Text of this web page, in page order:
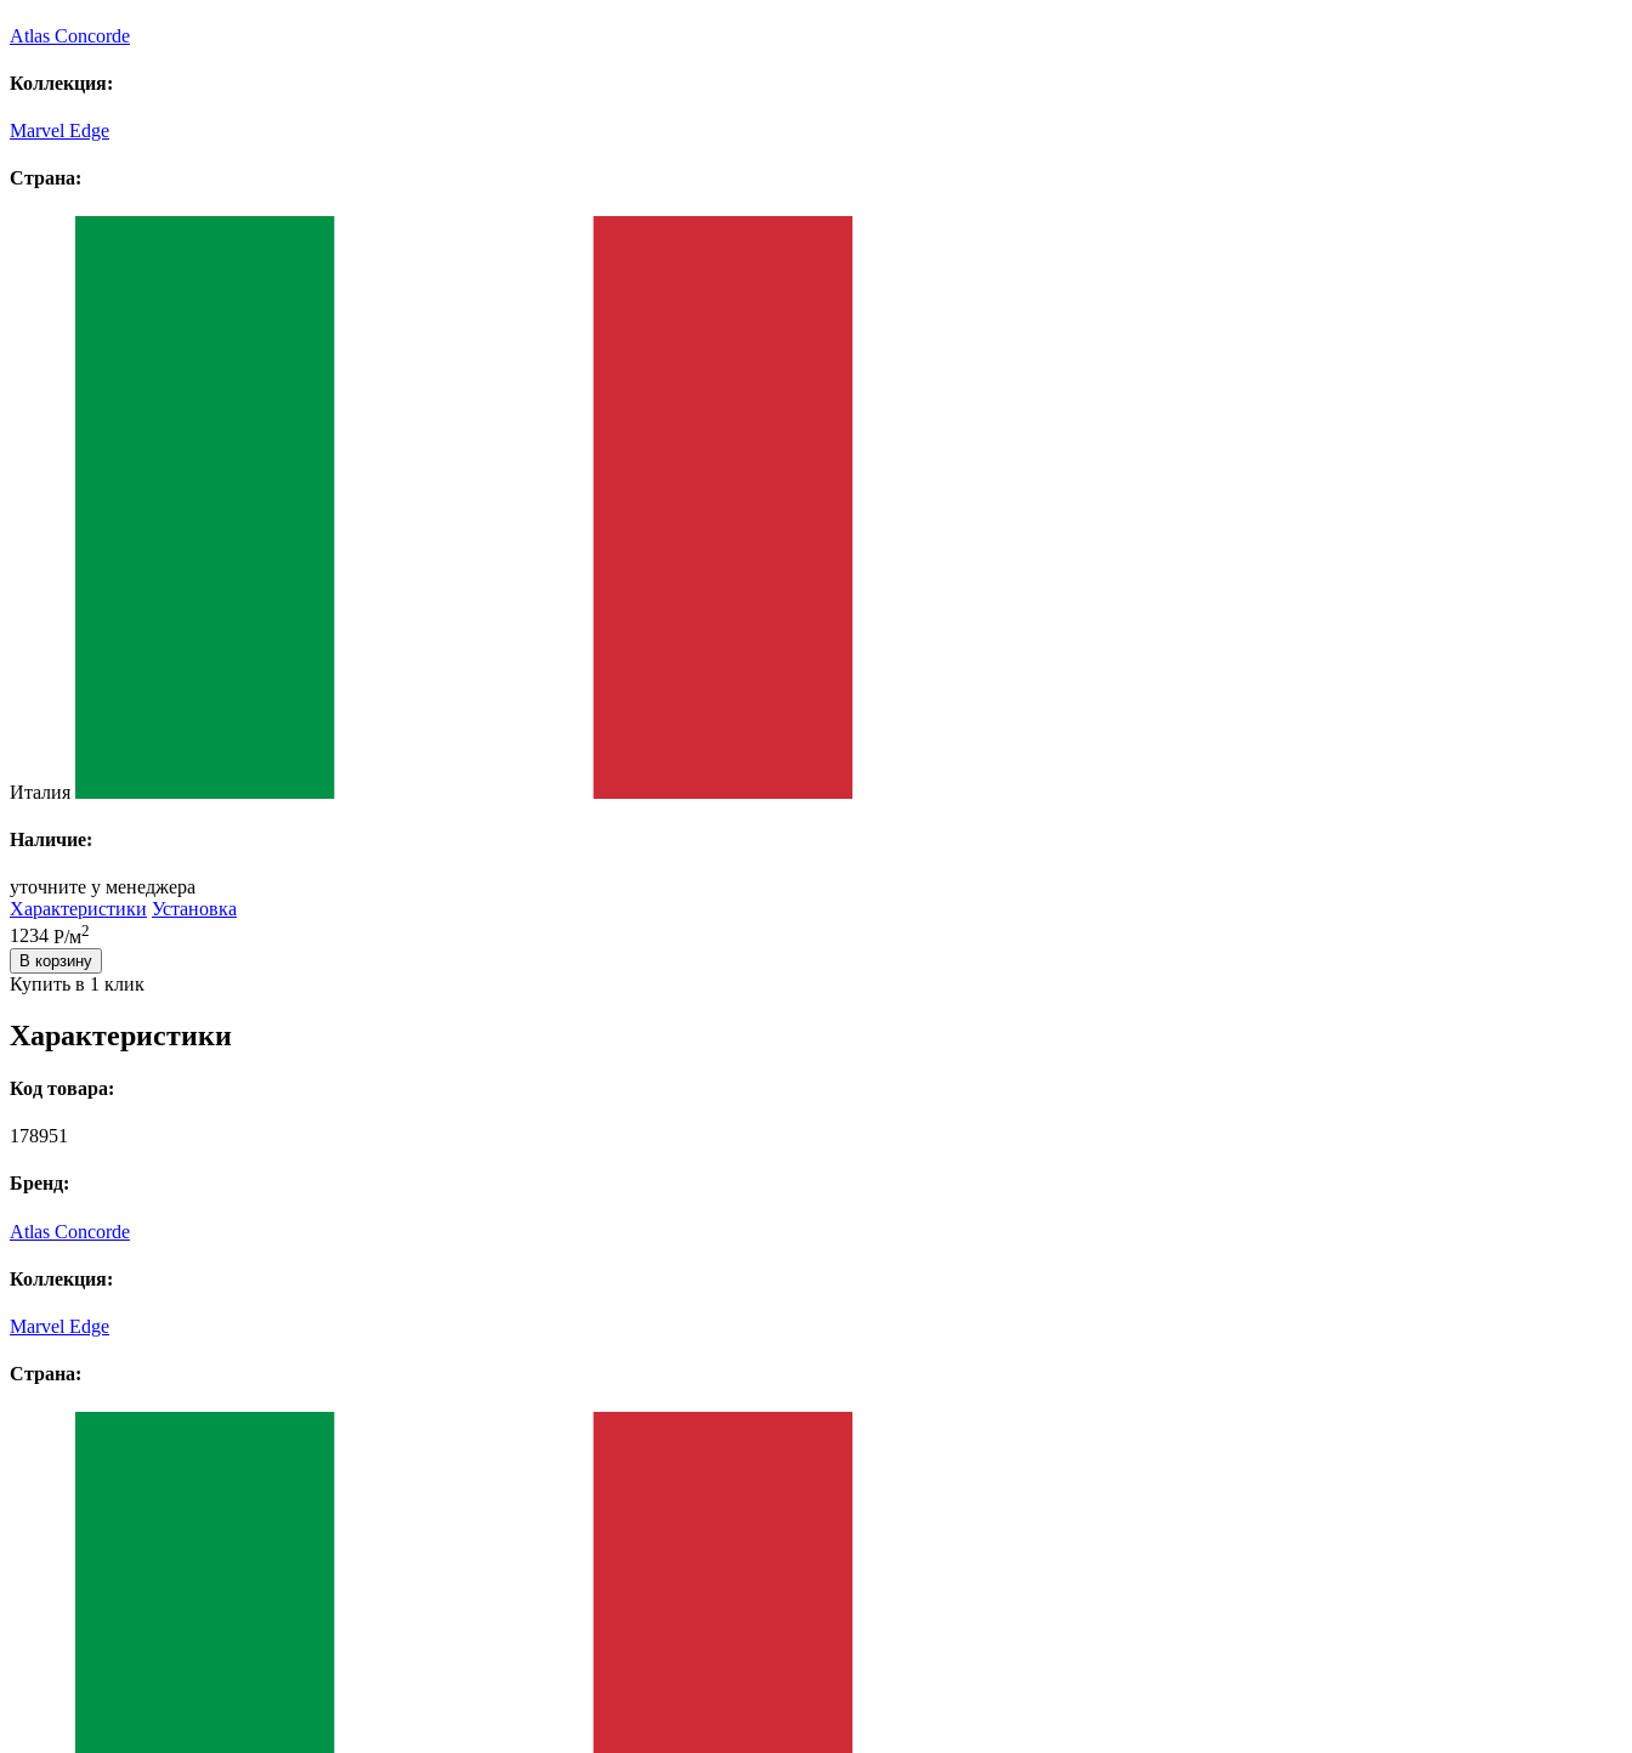
Atlas Concorde
Коллекция:
Marvel Edge
Страна:
Италия
Наличие:
уточните у менеджера
Характеристики Установка
1234 Р/м2
В корзину
Купить в 1 клик
Характеристики
Код товара:
178951
Бренд:
Atlas Concorde
Коллекция:
Marvel Edge
Страна: